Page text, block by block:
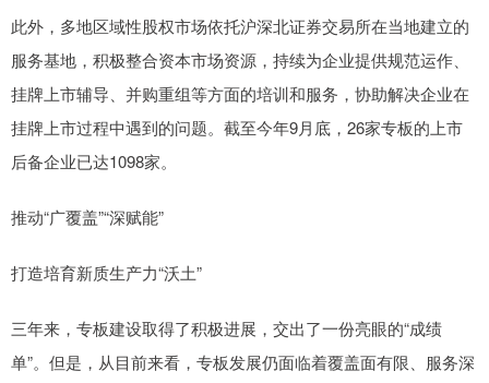
此外，多地区域性股权市场依托沪深北证券交易所在当地建立的
服务基地，积极整合资本市场资源，持续为企业提供规范运作、
挂牌上市辅导、并购重组等方面的培训和服务，协助解决企业在
挂牌上市过程中遇到的问题。截至今年9月底，26家专板的上市
后备企业已达1098家。
推动“广覆盖”“深赋能”
打造培育新质生产力“沃土”
三年来，专板建设取得了积极进展，交出了一份亮眼的“成绩
单”。但是，从目前来看，专板发展仍面临着覆盖面有限、服务深